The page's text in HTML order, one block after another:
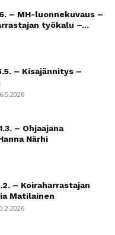
– MH-luonnekuvaus –
työkalu –...
– Kisajännitys –
– Ohjaajana
Närhi
– Koiraharrastajan
Matilainen